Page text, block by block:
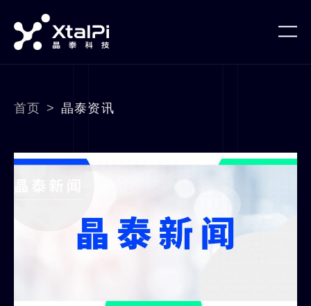
首页 > 晶泰资讯